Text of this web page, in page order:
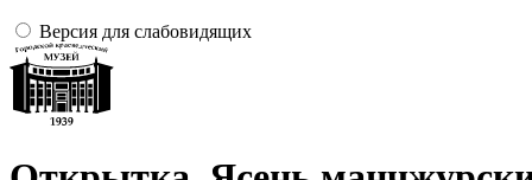
Версия для слабовидящих